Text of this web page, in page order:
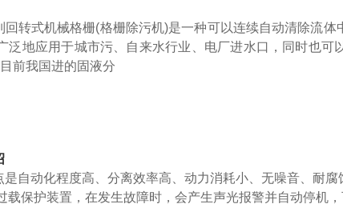
式机械格栅(格栅除污机)是一种可以连续自动清除流体
泛地应用于城市污、自来水行业、电厂进水口，同时也可
前我国进的固液分
是自动化程度高、分离效率高、动力消耗小、无噪音、耐
载保护装置，在发生故障时，会产生声光报警并自动停机，